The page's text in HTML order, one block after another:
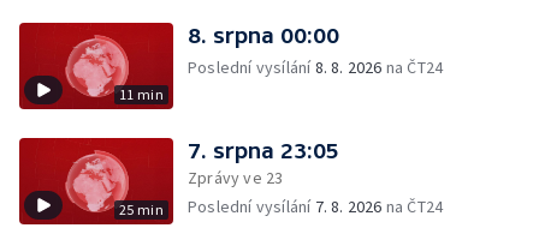
11 min
8. srpna 00:00
Poslední vysílání8. 8. 2026 na ČT24
25 min
7. srpna 23:05
Zprávy ve 23
Poslední vysílání 7. 8. 2026 na ČT24